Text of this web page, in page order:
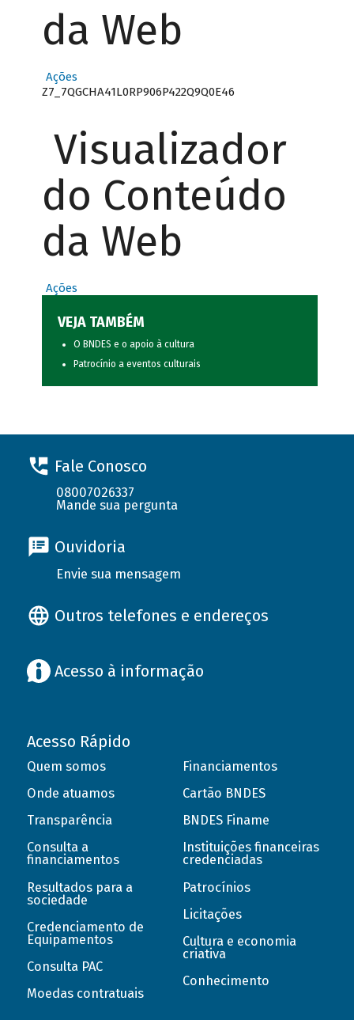
da Web
Ações
Z7_7QGCHA41L0RP906P422Q9Q0E46
Visualizador
do Conteúdo
da Web
Ações
VEJA TAMBÉM
O BNDES e o apoio à cultura
Patrocínio a eventos culturais
Fale Conosco
08007026337
Mande sua pergunta
Ouvidoria
Envie sua mensagem
Outros telefones e endereços
Acesso à informação
Acesso Rápido
Quem somos
Onde atuamos
Transparência
Consulta a
financiamentos
Resultados para a
sociedade
Credenciamento de
Equipamentos
Consulta PAC
Moedas contratuais
Financiamentos
Cartão BNDES
BNDES Finame
Instituições financeiras
credenciadas
Patrocínios
Licitações
Cultura e economia
criativa
Conhecimento